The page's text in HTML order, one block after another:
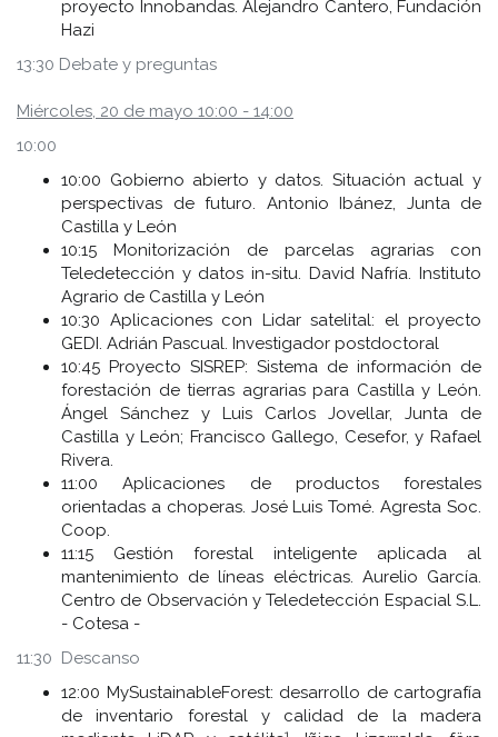
proyecto Innobandas. Alejandro Cantero, Fundación
Hazi
13:30 Debate y preguntas
Miércoles, 20 de mayo 10:00 - 14:00
10:00
10:00 Gobierno abierto y datos. Situación actual y
perspectivas de futuro. Antonio Ibánez, Junta de
Castilla y León
10:15 Monitorización de parcelas agrarias con
Teledetección y datos in-situ. David Nafría. Instituto
Agrario de Castilla y León
10:30 Aplicaciones con Lidar satelital: el proyecto
GEDI. Adrián Pascual. Investigador postdoctoral
10:45 Proyecto SISREP: Sistema de información de
forestación de tierras agrarias para Castilla y León.
Ángel Sánchez y Luis Carlos Jovellar, Junta de
Castilla y León; Francisco Gallego, Cesefor, y Rafael
Rivera.
11:00 Aplicaciones de productos forestales
orientadas a choperas. José Luis Tomé. Agresta Soc.
Coop.
11:15 Gestión forestal inteligente aplicada al
mantenimiento de líneas eléctricas. Aurelio García.
Centro de Observación y Teledetección Espacial S.L.
- Cotesa -
11:30 Descanso
12:00 MySustainableForest: desarrollo de cartografía
de inventario forestal y calidad de la madera